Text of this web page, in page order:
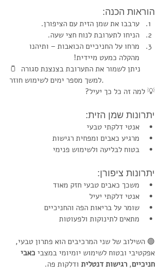
הוראות הכנה:
ערבבו את שמן הזית עם הציפורן.
הניחו לתערובת לנוח חצי שעה.
מרחו על החניכיים הכואבות – ותיהנו
מהקלה כמעט מיידית!
🫙 ניתן לשמור את התערובת בצנצנת סגורה
למשך מספר ימים לשימוש חוזר.
💡 למה זה כל כך יעיל?
יתרונות שמן הזית:
אנטי דלקתי טבעי
מרגיע כאבים ומפחית רגישות
בטוח לבליעה ולשימוש פנימי
יתרונות ציפורן:
משכך כאבים טבעי חזק מאוד
אנטי דלקתי יעיל
שומר על בריאות הפה והחניכיים
מתאים לתינוקות ולפעוטות
🟢 השילוב של שני המרכיבים הוא פתרון טבעי,
אפקטיבי ובטוח לשימוש יומיומי במצבי כאבי
חניכיים, רגישות דנטלית ודלקות פה.